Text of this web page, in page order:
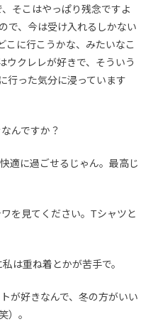
、そこはやっぱり残念ですよ
で、今は受け入れるしかない
こに行こうかな、みたいなこ
ウクレレが好きで、そういう
行った気分に浸っています
んですか？
適に過ごせるじゃん。最高じ
を見てください。Tシャツと
は重ね着とかが苦手で。
が好きなんで、冬の方がいい
）。